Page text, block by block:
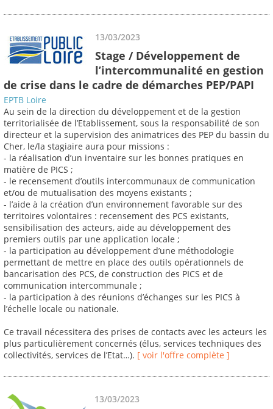
13/03/2023
Stage / Développement de
l’intercommunalité en gestion
de crise dans le cadre de démarches PEP/PAPI
EPTB Loire
Au sein de la direction du développement et de la gestion
territorialisée de l’Etablissement, sous la responsabilité de son
directeur et la supervision des animatrices des PEP du bassin du
Cher, le/la stagiaire aura pour missions :
- la réalisation d’un inventaire sur les bonnes pratiques en
matière de PICS ;
- le recensement d’outils intercommunaux de communication
et/ou de mutualisation des moyens existants ;
- l’aide à la création d’un environnement favorable sur des
territoires volontaires : recensement des PCS existants,
sensibilisation des acteurs, aide au développement des
premiers outils par une application locale ;
- la participation au développement d’une méthodologie
permettant de mettre en place des outils opérationnels de
bancarisation des PCS, de construction des PICS et de
communication intercommunale ;
- la participation à des réunions d’échanges sur les PICS à
l’échelle locale ou nationale.
Ce travail nécessitera des prises de contacts avec les acteurs les
plus particulièrement concernés (élus, services techniques des
collectivités, services de l’Etat…). [ voir l'offre complète ]
13/03/2023